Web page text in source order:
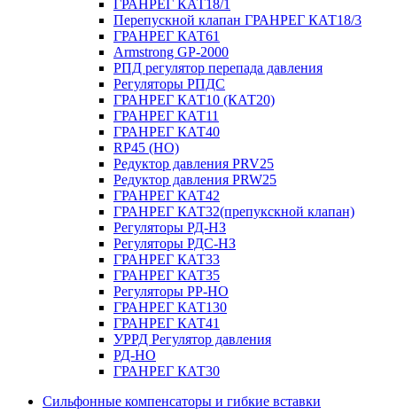
ГРАНРЕГ КАТ18/1
Перепускной клапан ГРАНРЕГ КАТ18/3
ГРАНРЕГ КАТ61
Armstrong GP-2000
РПД регулятор перепада давления
Регуляторы РПДС
ГРАНРЕГ КАТ10 (КАТ20)
ГРАНРЕГ КАТ11
ГРАНРЕГ КАТ40
RP45 (НО)
Редуктор давления PRV25
Редуктор давления PRW25
ГРАНРЕГ КАТ42
ГРАНРЕГ КАТ32(препукскной клапан)
Регуляторы РД-НЗ
Регуляторы РДС-НЗ
ГРАНРЕГ КАТ33
ГРАНРЕГ КАТ35
Регуляторы РР-НО
ГРАНРЕГ КАТ130
ГРАНРЕГ КАТ41
УРРД Регулятор давления
РД-НО
ГРАНРЕГ КАТ30
Сильфонные компенсаторы и гибкие вставки